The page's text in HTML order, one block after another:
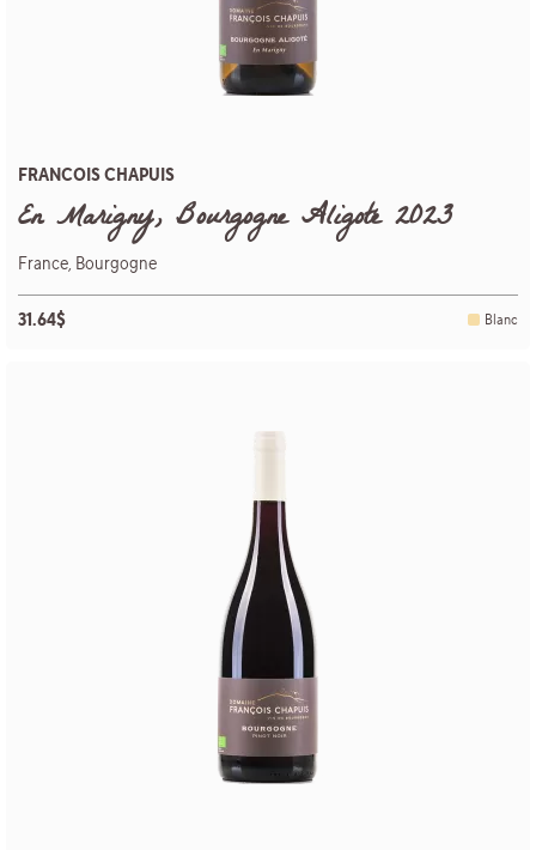
FRANCOIS CHAPUIS
En Marigny, Bourgogne Aligoté 2023
France, Bourgogne
31.64$ Blanc